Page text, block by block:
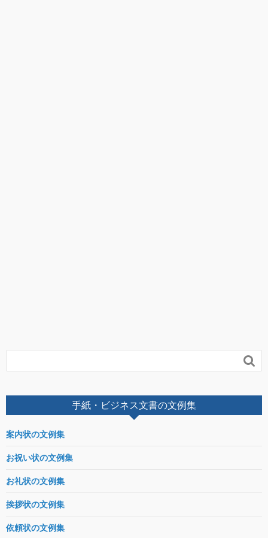

手紙・ビジネス文書の文例集
案内状の文例集
お祝い状の文例集
お礼状の文例集
挨拶状の文例集
依頼状の文例集